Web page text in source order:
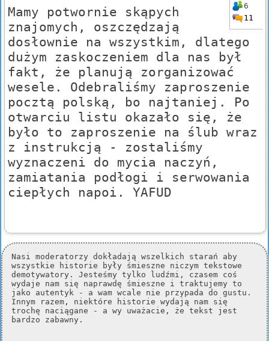
6
11
Mamy potwornie skąpych
znajomych, oszczędzają
dosłownie na wszystkim, dlatego
dużym zaskoczeniem dla nas był
fakt, że planują zorganizować
wesele. Odebraliśmy zaproszenie
pocztą polską, bo najtaniej. Po
otwarciu listu okazało się, że
było to zaproszenie na ślub wraz
z instrukcją - zostaliśmy
wyznaczeni do mycia naczyń,
zamiatania podłogi i serwowania
ciepłych napoi. YAFUD
Nasi moderatorzy dokładają wszelkich starań aby
wszystkie historie były śmieszne niczym tekstowe
demotywatory. Jesteśmy tylko ludźmi, czasem coś
wydaje nam się naprawdę śmieszne i traktujemy to
jako autentyk - a wam wcale nie przypada do gustu.
Innym razem, niektóre historie wydają nam się
trochę naciągane - a wy uważacie, że tekst jest
bardzo zabawny.